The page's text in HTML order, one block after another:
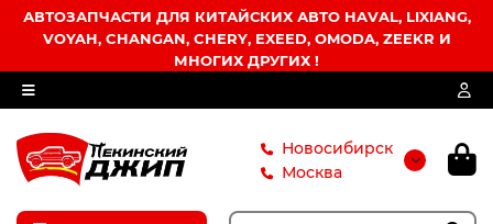
АВТОЗАПЧАСТИ ДЛЯ КИТАЙСКИХ АВТО HAVAL, LIXIANG,
VOYAH, CHANGAN, CHERY, EXEED, OMODA, ZEEKR И
МНОГИХ ДРУГИХ !
Новосибирск
Москва